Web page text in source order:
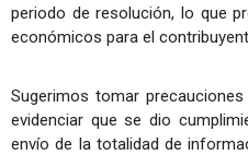
periodo de resolución, lo que
económicos para el
Sugerimos tomar
evidenciar que se dio
envío de la totalidad de